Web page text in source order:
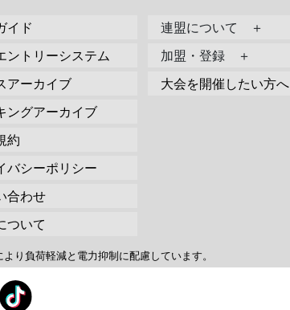
イド
ントリーシステム
アーカイブ
ングアーカイブ
約
バシーポリシー
合わせ
ついて
連盟について ＋
加盟・登録 ＋
大会を開催したい方へ
り負荷軽減と電力抑制に配慮しています。